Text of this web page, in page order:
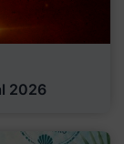
2026